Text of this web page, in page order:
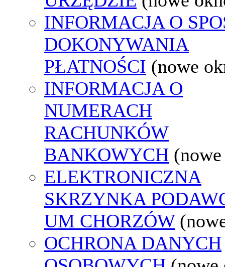
INFORMACJA O
DOKONYWANIA
PŁATNOŚCI (nowe
INFORMACJA O
NUMERACH
RACHUNKÓW
BANKOWYCH
ELEKTRONICZNA
SKRZYNKA
UM CHORZÓW
OCHRONA DANYCH